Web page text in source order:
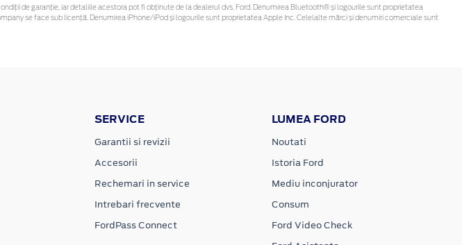
de garanție, iar detaliile acestora pot fi obținute de la dealerul dvs. Ford. Denumirea Bluetooth® și logourile sunt proprietatea
se face sub licență. Denumirea iPhone/iPod și logourile sunt proprietatea Apple Inc. Celelalte mărci și denumiri comerciale sunt
SERVICE
Garantii si revizii
Accesorii
Rechemari in service
Intrebari frecvente
FordPass Connect
LUMEA FORD
Noutati
Istoria Ford
Mediu inconjurator
Consum
Ford Video Check